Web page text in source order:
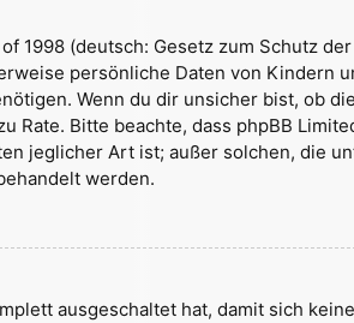
1998 (deutsch: Gesetz zum Schutz
persönliche Daten von Kindern
Wenn du dir unsicher bist, ob
Bitte beachte, dass phpBB
jeglicher Art ist; außer solchen, die
werden.
ausgeschaltet hat, damit sich